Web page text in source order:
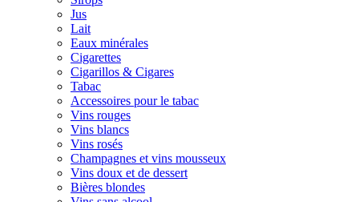
Jus
Lait
Eaux minérales
Cigarettes
Cigarillos & Cigares
Tabac
Accessoires pour le tabac
Vins rouges
Vins blancs
Vins rosés
Champagnes et vins mousseux
Vins doux et de dessert
Bières blondes